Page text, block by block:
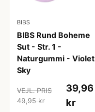
BIBS
BIBS Rund Boheme
Sut - Str. 1 -
Naturgummi - Violet
Sky
VEJL. PRIS
49,95 kr
39,96
kr